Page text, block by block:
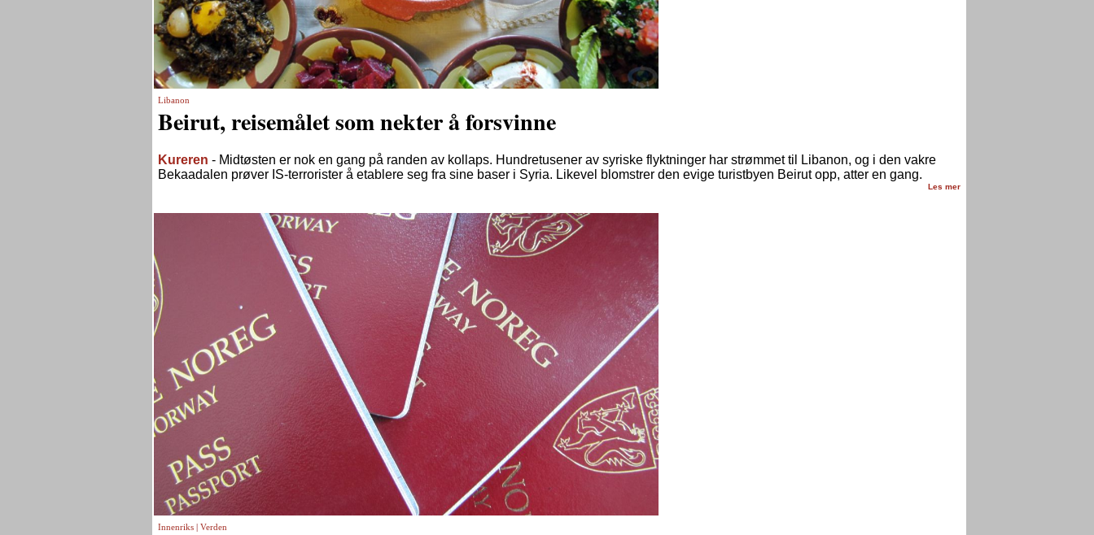
Libanon
Beirut, reisemålet som nekter å forsvinne
Kureren - Midtøsten er nok en gang på randen av kollaps. Hundretusener av syriske flyktninger har strømmet til Libanon, og i den vakre
Bekaadalen prøver IS-terrorister å etablere seg fra sine baser i Syria. Likevel blomstrer den evige turistbyen Beirut opp, atter en gang.
Les mer
Innenriks Verden